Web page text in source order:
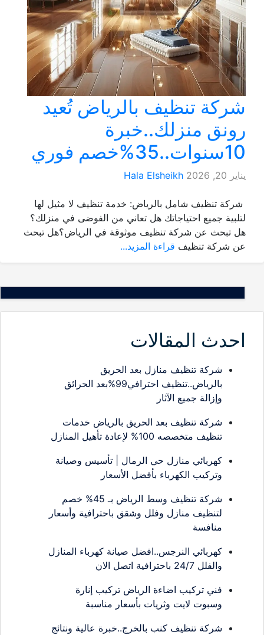
شركة تنظيف بالرياض تُعيد
رونق منزلك..خبرة
10سنوات..35%خصم فوري
يناير 20, 2026 Hala Elsheikh
شركة تنظيف شامل بالرياض: خدمة تنظيف لا مثيل لها
لتلبية جميع احتياجاتك هل تعاني من الفوضى في منزلك؟
هل تبحث عن شركة تنظيف موثوقة في الرياض؟هل تبحث
عن شركة تنظيف قراءة المزيد...
احدث المقالات
شركة تنظيف منازل بعد الحريق
بالرياض..تنظيف احترافي99%بعد الحرائق
وإزالة جميع الآثار
شركة تنظيف بعد الحريق بالرياض خدمات
تنظيف متخصصه 100% لإعادة تأهيل المنازل
كهربائي منازل حي الرمال | تأسيس وصيانة
وتركيب الكهرباء بأفضل الأسعار
شركة تنظيف وسط الرياض بـ 45% خصم
لتنظيف منازل وفلل وشقق باحترافية وأسعار
منافسة
كهربائي النرجس..افضل صيانة كهرباء المنازل
والفلل 24/7 باحترافية اتصل الان
فني تركيب اضاءة الرياض تركيب إنارة
وسبوت لايت وثريات بأسعار مناسبة
شركة تنظيف كنب بالخرج..خبرة عالية ونتائج